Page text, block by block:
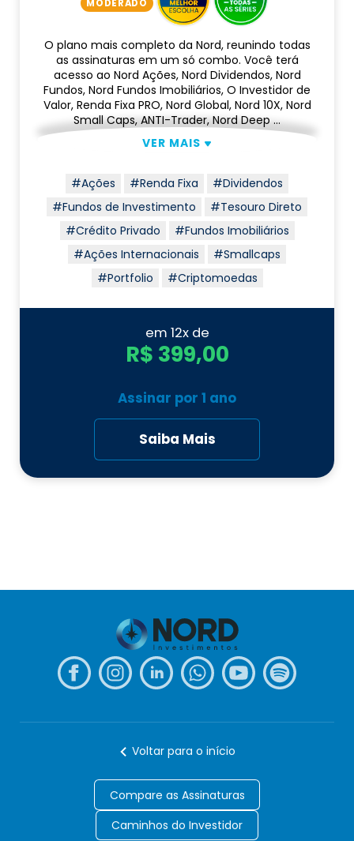
MODERADO
O plano mais completo da Nord, reunindo todas
as assinaturas em um só combo. Você terá
acesso ao Nord Ações, Nord Dividendos, Nord
Fundos, Nord Fundos Imobiliários, O Investidor de
Valor, Renda Fixa PRO, Nord Global, Nord 10X, Nord
Small Caps, ANTI-Trader, Nord Deep …
VER MAIS
#Ações #Renda Fixa
#Dividendos
#Fundos de Investimento
#Tesouro Direto
#Crédito Privado
#Fundos Imobiliários
#Ações Internacionais
#Smallcaps
#Portfolio
#Criptomoedas
em 12x de
R$ 399,00
Assinar por 1 ano
Saiba Mais
Voltar para o início
Compare as Assinaturas
Caminhos do Investidor